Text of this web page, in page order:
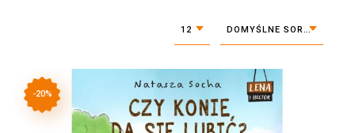
12 DOMYŚLNE SORTOWANIE
-20%